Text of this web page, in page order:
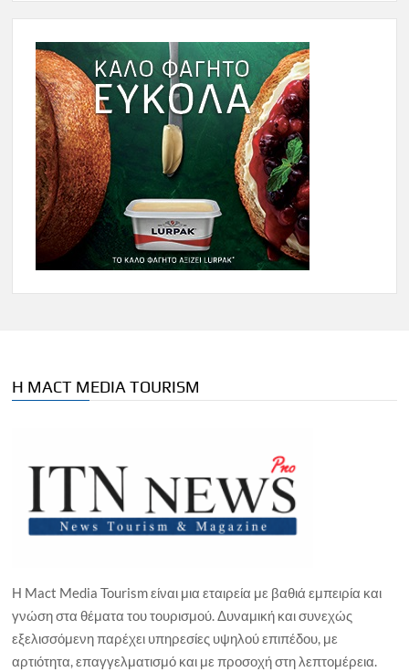
Η MACT MEDIA TOURISM
Η Mact Media Tourism είναι μια εταιρεία με βαθιά εμπειρία και
γνώση στα θέματα του τουρισμού. Δυναμική και συνεχώς
εξελισσόμενη παρέχει υπηρεσίες υψηλού επιπέδου, με
αρτιότητα, επαγγελματισμό και με προσοχή στη λεπτομέρεια.